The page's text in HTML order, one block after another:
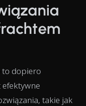
to dopiero
takie jak